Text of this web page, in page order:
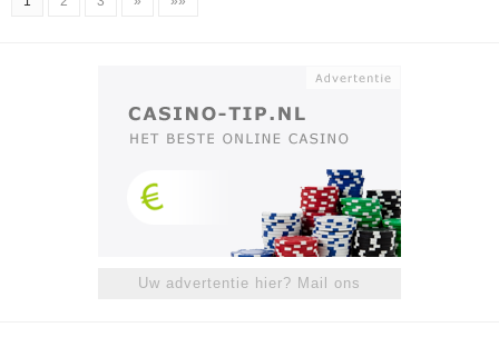
Uw advertentie hier? Mail ons